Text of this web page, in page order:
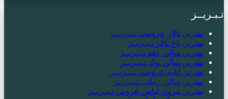
تـبـریــز
بهترین تالار عروسی تـبـریــز
بهترین باغ تالار تـبـریــز
بهترین سالن عقد تـبـریــز
بهترین سالن تولد تـبـریــز
بهترین آتلیه عروسی تـبـریــز
بهترین سالن زیبایی تـبـریــز
بهترین مزون لباس عروس تـبـریــز